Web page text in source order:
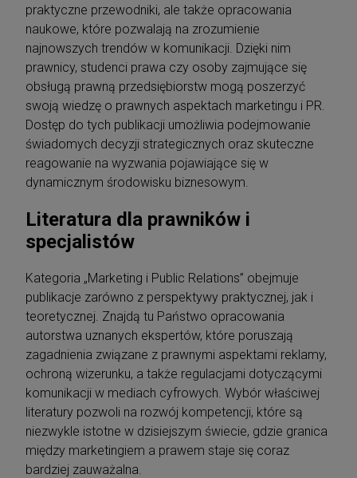
praktyczne przewodniki, ale także opracowania
naukowe, które pozwalają na zrozumienie
najnowszych trendów w komunikacji. Dzięki nim
prawnicy, studenci prawa czy osoby zajmujące się
obsługą prawną przedsiębiorstw mogą poszerzyć
swoją wiedzę o prawnych aspektach marketingu i PR.
Dostęp do tych publikacji umożliwia podejmowanie
świadomych decyzji strategicznych oraz skuteczne
reagowanie na wyzwania pojawiające się w
dynamicznym środowisku biznesowym.
Literatura dla prawników i
specjalistów
Kategoria „Marketing i Public Relations” obejmuje
publikacje zarówno z perspektywy praktycznej, jak i
teoretycznej. Znajdą tu Państwo opracowania
autorstwa uznanych ekspertów, które poruszają
zagadnienia związane z prawnymi aspektami reklamy,
ochroną wizerunku, a także regulacjami dotyczącymi
komunikacji w mediach cyfrowych. Wybór właściwej
literatury pozwoli na rozwój kompetencji, które są
niezwykle istotne w dzisiejszym świecie, gdzie granica
między marketingiem a prawem staje się coraz
bardziej zauważalna.